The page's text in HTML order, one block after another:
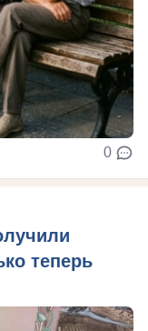
0
теперь